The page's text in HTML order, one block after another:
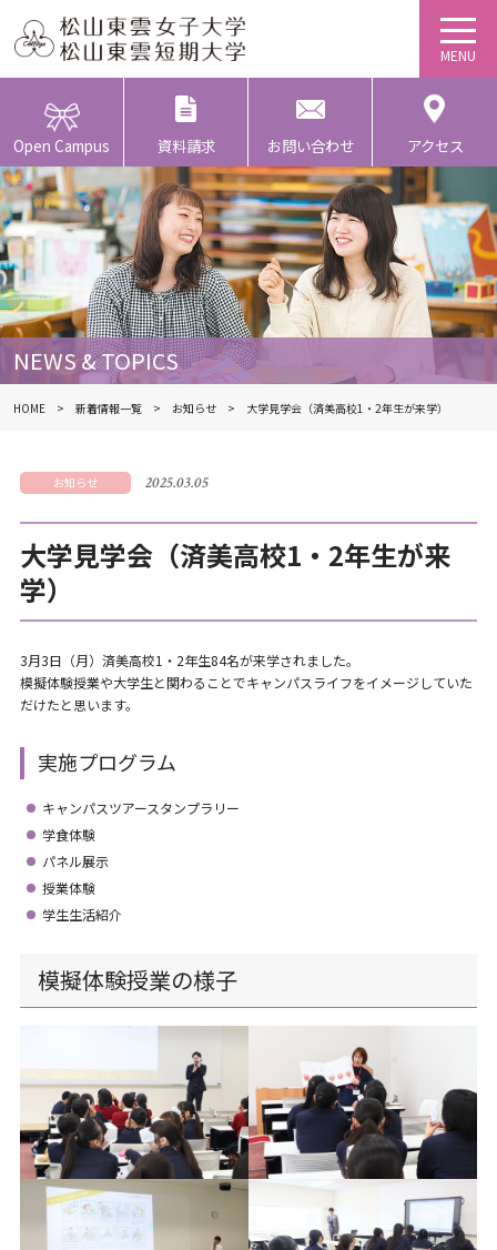
Open Campus 資料請求 お問い合わせ アクセス
NEWS & TOPICS
HOME 新着情報一覧 お知らせ 大学見学会（済美高校1・2年生が来学）
お知らせ 2025.03.05
大学見学会（済美高校1・2年生が来
学）
3月3日（月）済美高校1・2年生84名が来学されました。
模擬体験授業や大学生と関わることでキャンパスライフをイメージしていた
だけたと思います。
実施プログラム
キャンパスツアースタンプラリー
学食体験
パネル展示
授業体験
学生生活紹介
模擬体験授業の様子